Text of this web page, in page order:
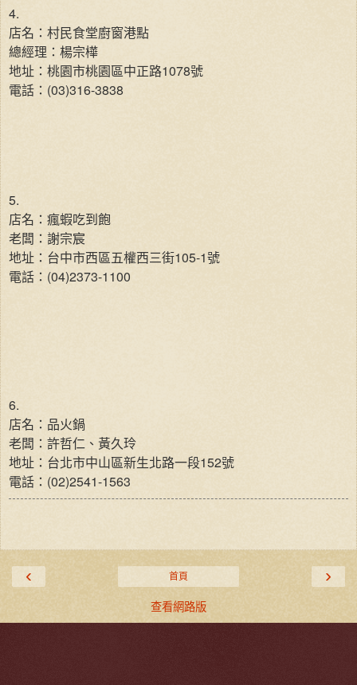
4.
店名：村民食堂廚窗港點
總經理：楊宗樺
地址：桃園市桃園區中正路1078號
電話：(03)316-3838
5.
店名：瘋蝦吃到飽
老闆：謝宗宸
地址：台中市西區五權西三街105-1號
電話：(04)2373-1100
6.
店名：品火鍋
老闆：許哲仁、黃久玲
地址：台北市中山區新生北路一段152號
電話： (02)2541-1563
‹ ›
首頁
查看網路版